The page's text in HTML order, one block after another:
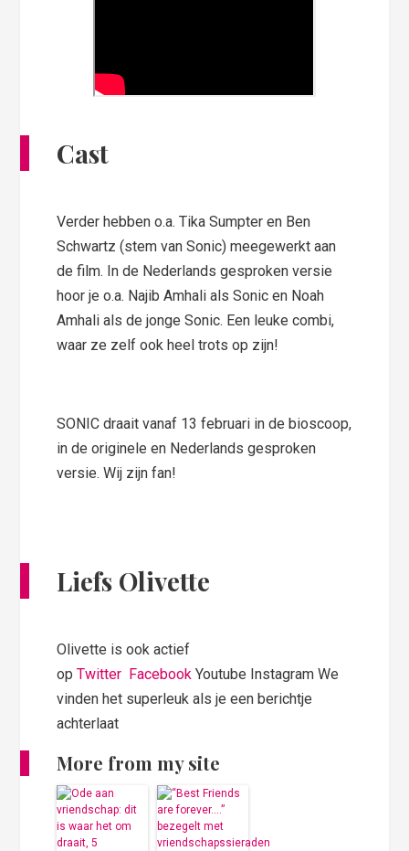
Cast
Verder hebben o.a. Tika Sumpter en Ben
Schwartz (stem van Sonic) meegewerkt aan
de film. In de Nederlands gesproken versie
hoor je o.a. Najib Amhali als Sonic en Noah
Amhali als de jonge Sonic. Een leuke combi,
waar ze zelf ook heel trots op zijn!
SONIC draait vanaf 13 februari in de bioscoop,
in de originele en Nederlands gesproken
versie. Wij zijn fan!
Liefs Olivette
Olivette is ook actief
opTwitter Facebook Youtube Instagram We
vinden het superleuk als je een berichtje
achterlaat
More from my site